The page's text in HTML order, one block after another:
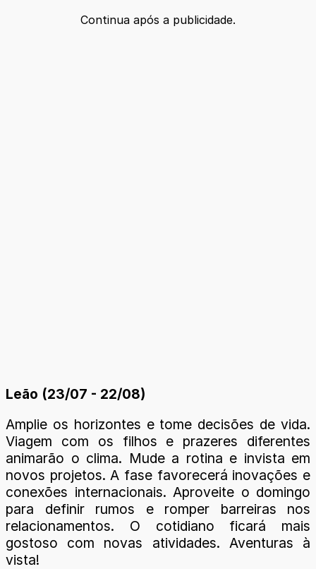
Continua após a publicidade.
Leão (23/07 - 22/08)
Amplie os horizontes e tome decisões de vida.
Viagem com os filhos e prazeres diferentes
animarão o clima. Mude a rotina e invista em
novos projetos. A fase favorecerá inovações e
conexões internacionais. Aproveite o domingo
para definir rumos e romper barreiras nos
relacionamentos. O cotidiano ficará mais
gostoso com novas atividades. Aventuras à
vista!